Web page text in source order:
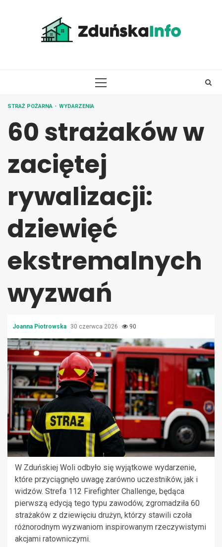
PRIMARY
STRAŻ POŻARNA WYDARZENIA
60 strażaków w
zaciętej
rywalizacji:
dziewięć
ekstremalnych
wyzwań
Joanna Piotrowska 30 czerwca 2026 90
W Zduńskiej Woli odbyło się wyjątkowe wydarzenie,
które przyciągnęło uwagę zarówno uczestników, jak i
widzów. Strefa 112 Firefighter Challenge, będąca
pierwszą edycją tego typu zawodów, zgromadziła 60
strażaków z dziewięciu drużyn, którzy stawili czoła
różnorodnym wyzwaniom inspirowanym rzeczywistymi
akcjami ratowniczymi.